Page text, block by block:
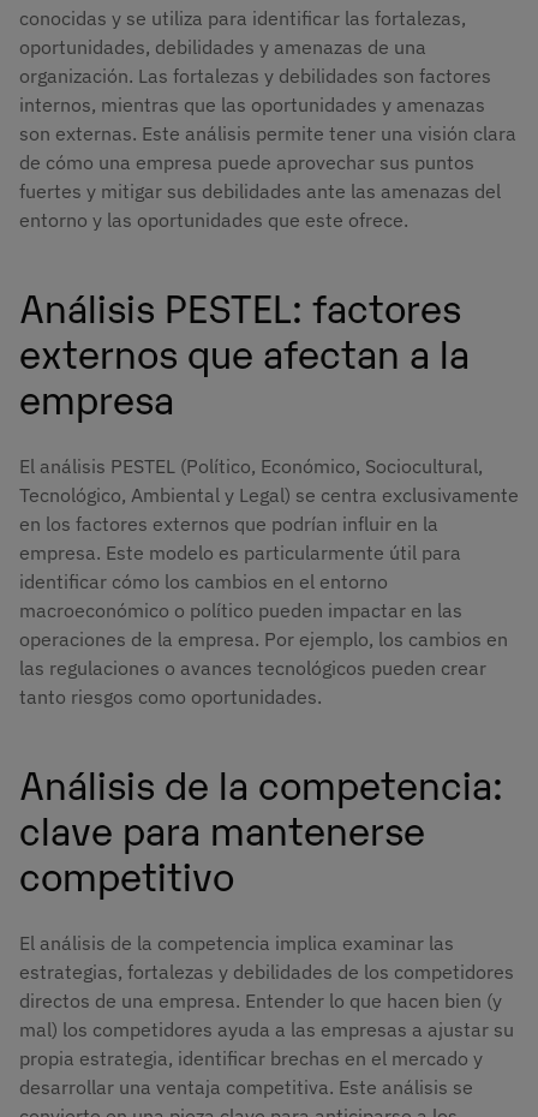
conocidas y se utiliza para identificar las fortalezas,
oportunidades, debilidades y amenazas de una
organización. Las fortalezas y debilidades son factores
internos, mientras que las oportunidades y amenazas
son externas. Este análisis permite tener una visión clara
de cómo una empresa puede aprovechar sus puntos
fuertes y mitigar sus debilidades ante las amenazas del
entorno y las oportunidades que este ofrece.
Análisis PESTEL: factores
externos que afectan a la
empresa
El análisis PESTEL (Político, Económico, Sociocultural,
Tecnológico, Ambiental y Legal) se centra exclusivamente
en los factores externos que podrían influir en la
empresa. Este modelo es particularmente útil para
identificar cómo los cambios en el entorno
macroeconómico o político pueden impactar en las
operaciones de la empresa. Por ejemplo, los cambios en
las regulaciones o avances tecnológicos pueden crear
tanto riesgos como oportunidades.
Análisis de la competencia:
clave para mantenerse
competitivo
El análisis de la competencia implica examinar las
estrategias, fortalezas y debilidades de los competidores
directos de una empresa. Entender lo que hacen bien (y
mal) los competidores ayuda a las empresas a ajustar su
propia estrategia, identificar brechas en el mercado y
desarrollar una ventaja competitiva. Este análisis se